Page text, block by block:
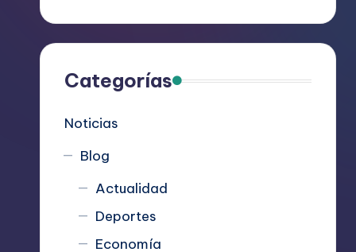
R
e
Categorías
Noticias
Blog
Actualidad
Deportes
Economía